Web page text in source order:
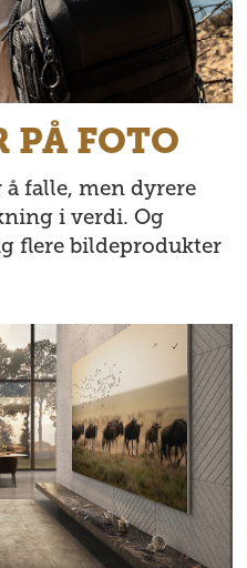
PÅ FOTO
falle, men dyrere
i verdi. Og
flere bildeprodukter